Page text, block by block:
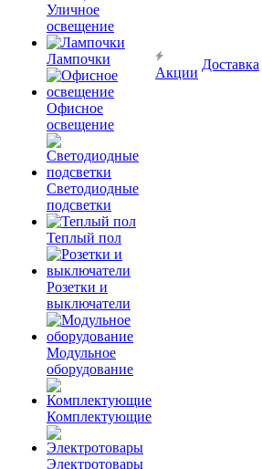
Уличное
освещение
Лампочки
Офисное
освещение
Светодиодные
подсветки
Теплый пол
Розетки и
выключатели
Модульное
оборудование
Комплектующие
Электротовары
Акции
Доставка